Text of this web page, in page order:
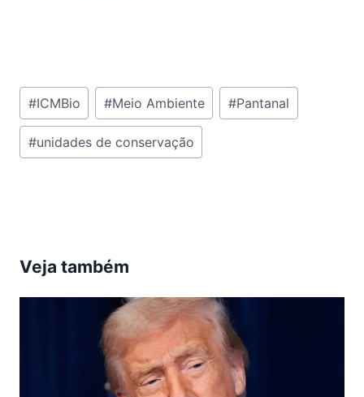
Tags
do
Post:
#ICMBio #Meio Ambiente #Pantanal
#unidades de conservação
Veja também